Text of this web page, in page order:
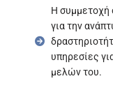
Η συμμετοχή
για την
υπηρεσίες
μελών του.